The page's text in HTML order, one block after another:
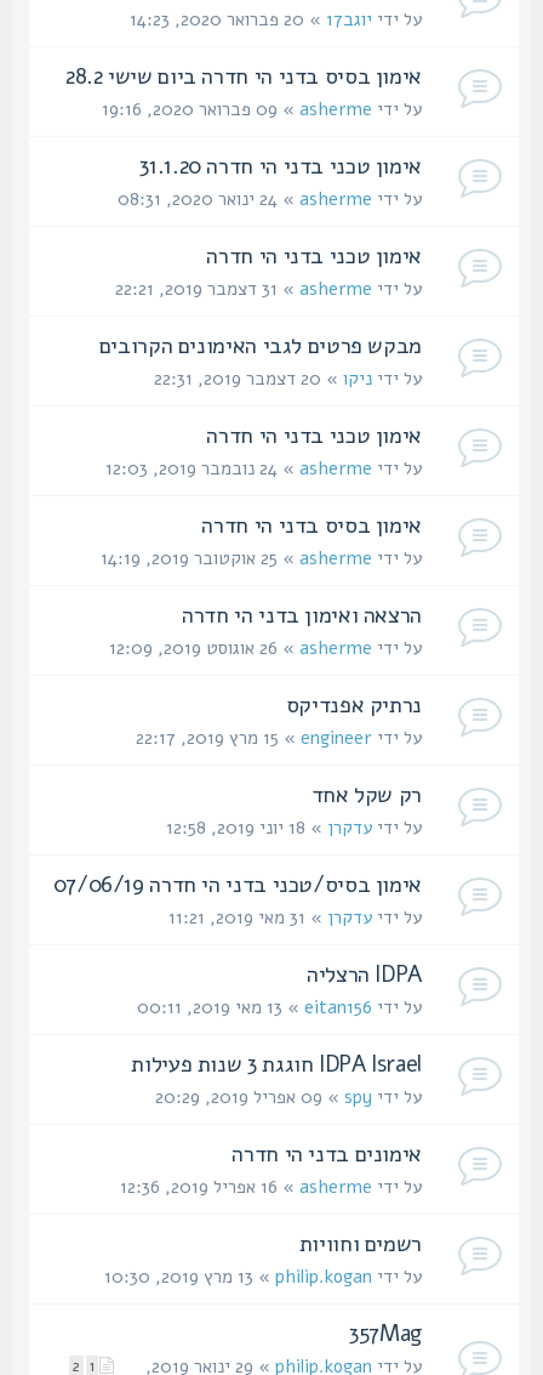
על ידייוגב17 » 20 פברואר 2020, 14:23
אימון בסיס בדני הי חדרה ביום שישי 28.2
על ידיasherme» 09 פברואר 2020, 19:16
אימון טכני בדני הי חדרה 31.1.20
על ידיasherme» 24 ינואר 2020, 08:31
אימון טכני בדני הי חדרה
על ידיasherme» 31 דצמבר 2019, 22:21
מבקש פרטים לגבי האימונים הקרובים
על ידיניקו» 20 דצמבר 2019, 22:31
אימון טכני בדני הי חדרה
על ידיasherme» 24 נובמבר 2019, 12:03
אימון בסיס בדני הי חדרה
על ידיasherme» 25 אוקטובר 2019, 14:19
הרצאה ואימון בדני הי חדרה
על ידיasherme» 26 אוגוסט 2019, 12:09
נרתיק אפנדיקס
על ידיengineer» 15 מרץ 2019, 22:17
רק שקל אחד
על ידיעדקרן» 18 יוני 2019, 12:58
אימון בסיס/טכני בדני הי חדרה 07/06/19
על ידיעדקרן» 31 מאי 2019, 11:21
IDPA הרצליה
על ידיeitan156» 13 מאי 2019, 00:11
IDPA Israel חוגגת 3 שנות פעילות
על ידיspy» 09 אפריל 2019, 20:29
אימונים בדני הי חדרה
על ידיasherme» 16 אפריל 2019, 12:36
רשמים וחוויות
על ידיphilip.kogan» 13 מרץ 2019, 10:30
357Mag
2 על ידיphilip.kogan
» 29 ינואר 2019,